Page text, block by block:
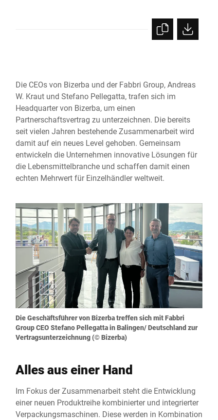
Die CEOs von Bizerba und der Fabbri Group, Andreas
W. Kraut und Stefano Pellegatta, trafen sich im
Headquarter von Bizerba, um einen
Partnerschaftsvertrag zu unterzeichnen. Die bereits
seit vielen Jahren bestehende Zusammenarbeit wird
damit auf ein neues Level gehoben. Gemeinsam
entwickeln die Unternehmen innovative Lösungen für
die Lebensmittelbranche und schaffen damit einen
echten Mehrwert für Einzelhändler weltweit.
Die Geschäftsführer von Bizerba treffen sich mit Fabbri
Group CEO Stefano Pellegatta in Balingen/ Deutschland zur
Vertragsunterzeichnung (© Bizerba)
Alles aus einer Hand
Im Fokus der Zusammenarbeit steht die Entwicklung
einer neuen Produktreihe kombinierter und integrierter
Verpackungsmaschinen. Diese werden in Kombination